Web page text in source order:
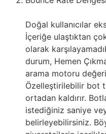
Doğal kullanıcılar
İçeriğe ulaştıktan
olarak
durum, Hemen
arama motoru
Özelleştirilebilir bot
ortadan kaldırır.
istediğiniz saniye
belirleyebilirsiniz.